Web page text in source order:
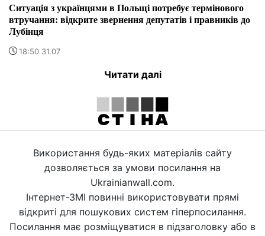
Ситуація з українцями в Польщі потребує термінового
втручання: відкрите звернення депутатів і правників до
Лубінця
18:50 31.07
Читати далі
Використання будь-яких матеріалів сайту
дозволяється за умови посилання на
Ukrainianwall.com.
Інтернет-ЗМІ повинні використовувати прямі
відкриті для пошукових систем гіперпосилання.
Посилання має розміщуватися в підзаголовку або в